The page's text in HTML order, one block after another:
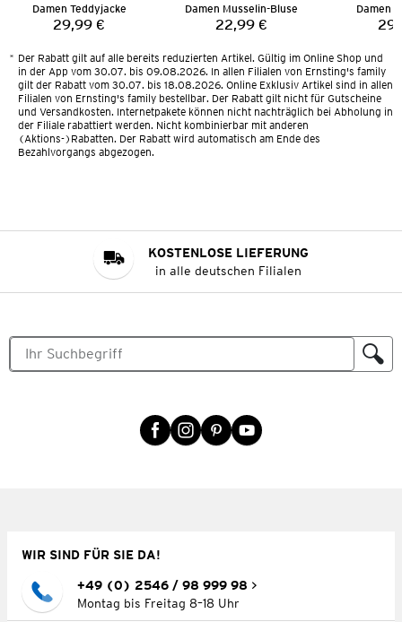
Damen Teddyjacke
Preis:
29,99 €
Damen Musselin-Bluse
Preis:
22,99 €
Damen
* Der Rabatt gilt auf alle bereits reduzierten Artikel. Gültig im Online Shop und
in der App vom 30.07. bis 09.08.2026. In allen Filialen von Ernsting's family
gilt der Rabatt vom 30.07. bis 18.08.2026. Online Exklusiv Artikel sind in allen
Filialen von Ernsting's family bestellbar. Der Rabatt gilt nicht für Gutscheine
und Versandkosten. Internetpakete können nicht nachträglich bei Abholung in
der Filiale rabattiert werden. Nicht kombinierbar mit anderen
(Aktions-)Rabatten. Der Rabatt wird automatisch am Ende des
Bezahlvorgangs abgezogen.
KOSTENLOSE LIEFERUNG
in alle deutschen Filialen
WIR SIND FÜR SIE DA!
+49 (0) 2546 / 98 999 98
Montag bis Freitag 8–18 Uhr